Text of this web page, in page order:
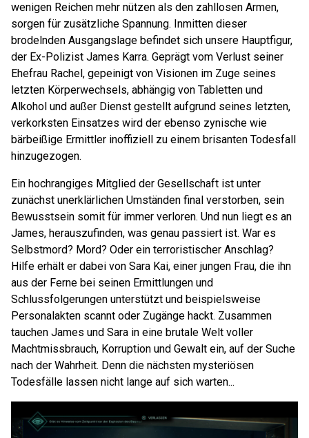
wenigen Reichen mehr nützen als den zahllosen Armen,
sorgen für zusätzliche Spannung. Inmitten dieser
brodelnden Ausgangslage befindet sich unsere Hauptfigur,
der Ex-Polizist James Karra. Geprägt vom Verlust seiner
Ehefrau Rachel, gepeinigt von Visionen im Zuge seines
letzten Körperwechsels, abhängig von Tabletten und
Alkohol und außer Dienst gestellt aufgrund seines letzten,
verkorksten Einsatzes wird der ebenso zynische wie
bärbeißige Ermittler inoffiziell zu einem brisanten Todesfall
hinzugezogen.
Ein hochrangiges Mitglied der Gesellschaft ist unter
zunächst unerklärlichen Umständen final verstorben, sein
Bewusstsein somit für immer verloren. Und nun liegt es an
James, herauszufinden, was genau passiert ist. War es
Selbstmord? Mord? Oder ein terroristischer Anschlag?
Hilfe erhält er dabei von Sara Kai, einer jungen Frau, die ihn
aus der Ferne bei seinen Ermittlungen und
Schlussfolgerungen unterstützt und beispielsweise
Personalakten scannt oder Zugänge hackt. Zusammen
tauchen James und Sara in eine brutale Welt voller
Machtmissbrauch, Korruption und Gewalt ein, auf der Suche
nach der Wahrheit. Denn die nächsten mysteriösen
Todesfälle lassen nicht lange auf sich warten...